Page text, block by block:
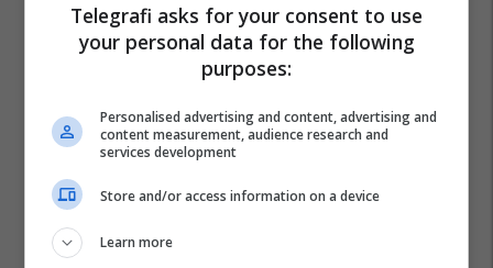
Telegrafi asks for your consent to use
your personal data for the following
purposes:
Personalised advertising and content, advertising and
content measurement, audience research and
services development
Store and/or access information on a device
Learn more